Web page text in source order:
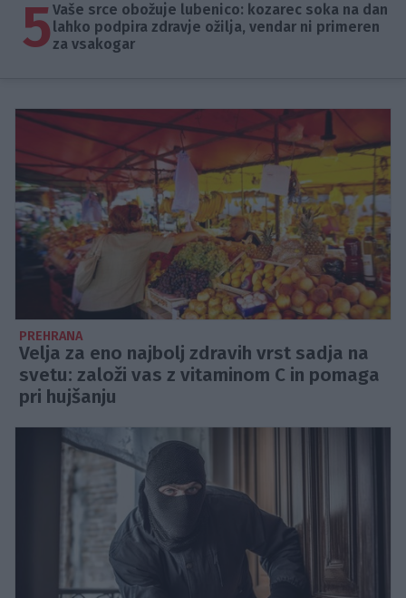
5Vaše srce obožuje lubenico: kozarec soka na dan
lahko podpira zdravje ožilja, vendar ni primeren
za vsakogar
PREHRANA
Velja za eno najbolj zdravih vrst sadja na
svetu: založi vas z vitaminom C in pomaga
pri hujšanju